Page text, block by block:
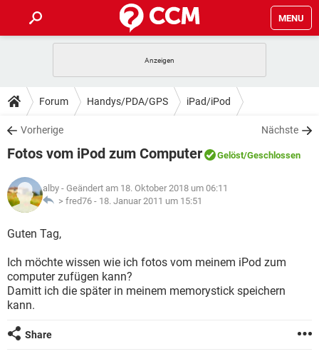
MENU
ANDROID IOS
WINDOWS 10
WHATSAPP TIKTOK
FACEBOOK
TIPPS & TRICKS
SPIELE STREAMING
WHATSAPP TIKTOK
FACEBOOK
DOWNLOADS
SPIELE STREAMING
ANDROID
WINDOWS 10 INSTAGRAM
WHATSAPP
SPIELE STREAMING
ANDROID
WINDOWS 10
WHATSAPP TIKTOK
FACEBOOK HARDWARE
LEXIKON
SPIELE
WINDOWS 10
FACEBOOK
Forum Handys/PDA/GPS iPad/iPod
Vorherige Nächste
Fotos vom iPod zum Computer Gelöst/Geschlossen
alby - Geändert am 18. Oktober 2018 um 06:11
> fred76 - 18. Januar 2011 um 15:51
Guten Tag,
Ich möchte wissen wie ich fotos vom meinem iPod zum
computer zufügen kann?
Damitt ich die später in meinem memorystick speichern
kann.
Share